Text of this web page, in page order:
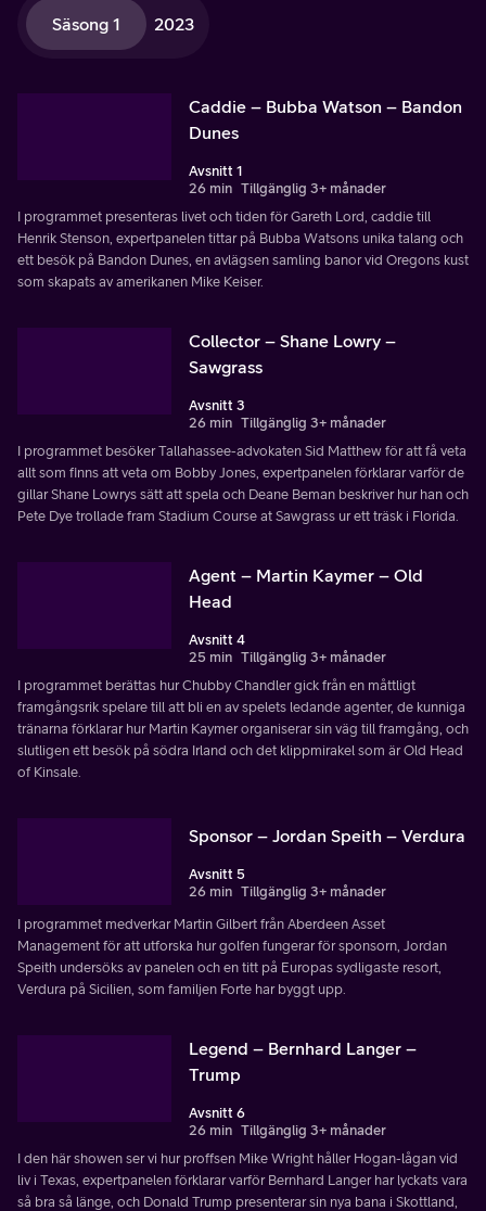
Säsong 1 2023
Caddie – Bubba Watson – Bandon
Dunes
Avsnitt 1
26 min Tillgänglig 3+ månader
I programmet presenteras livet och tiden för Gareth Lord, caddie till
Henrik Stenson, expertpanelen tittar på Bubba Watsons unika talang och
ett besök på Bandon Dunes, en avlägsen samling banor vid Oregons kust
som skapats av amerikanen Mike Keiser.
Collector – Shane Lowry –
Sawgrass
Avsnitt 3
26 min Tillgänglig 3+ månader
I programmet besöker Tallahassee-advokaten Sid Matthew för att få veta
allt som finns att veta om Bobby Jones, expertpanelen förklarar varför de
gillar Shane Lowrys sätt att spela och Deane Beman beskriver hur han och
Pete Dye trollade fram Stadium Course at Sawgrass ur ett träsk i Florida.
Agent – Martin Kaymer – Old
Head
Avsnitt 4
25 min Tillgänglig 3+ månader
I programmet berättas hur Chubby Chandler gick från en måttligt
framgångsrik spelare till att bli en av spelets ledande agenter, de kunniga
tränarna förklarar hur Martin Kaymer organiserar sin väg till framgång, och
slutligen ett besök på södra Irland och det klippmirakel som är Old Head
of Kinsale.
Sponsor – Jordan Speith – Verdura
Avsnitt 5
26 min Tillgänglig 3+ månader
I programmet medverkar Martin Gilbert från Aberdeen Asset
Management för att utforska hur golfen fungerar för sponsorn, Jordan
Speith undersöks av panelen och en titt på Europas sydligaste resort,
Verdura på Sicilien, som familjen Forte har byggt upp.
Legend – Bernhard Langer –
Trump
Avsnitt 6
26 min Tillgänglig 3+ månader
I den här showen ser vi hur proffsen Mike Wright håller Hogan-lågan vid
liv i Texas, expertpanelen förklarar varför Bernhard Langer har lyckats vara
så bra så länge, och Donald Trump presenterar sin nya bana i Skottland,